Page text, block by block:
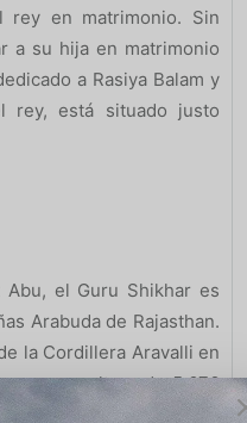
en matrimonio. Sin
a su hija en matrimonio
a Rasiya Balam y
rey, está situado justo
el Guru Shikhar es
Arabuda de Rajasthan.
la Cordillera Aravalli en
a una altura de 5.676
Abu. Hay un templo